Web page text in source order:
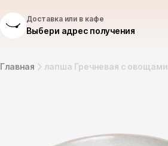
Доставка или в кафе
Выбери адрес получения
Главная лапша Гречневая с овощами